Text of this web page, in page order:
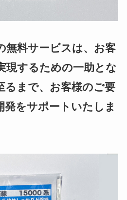
無料サービスは、お客
現するための一助とな
るまで、お客様のご要
発をサポートいたしま